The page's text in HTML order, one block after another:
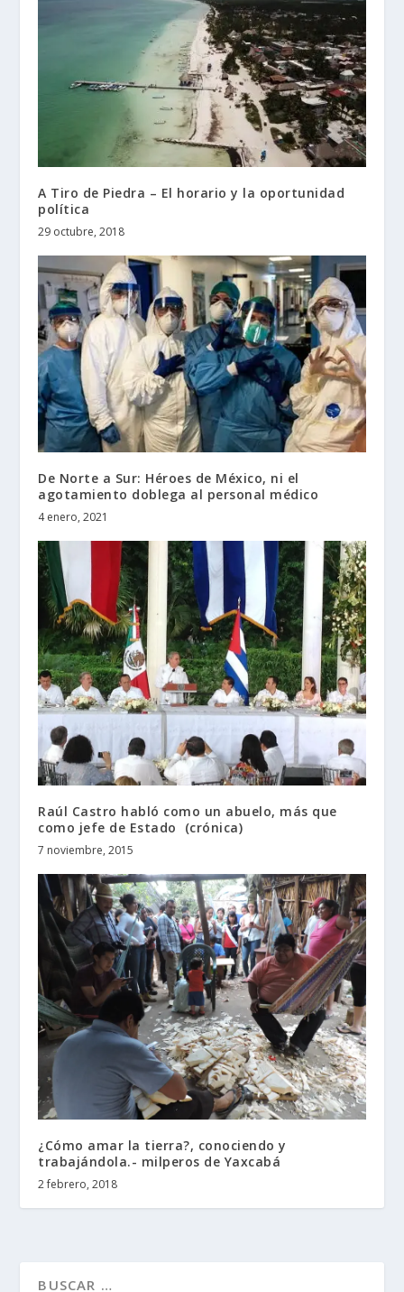
A Tiro de Piedra – El horario y la oportunidad
política
29 octubre, 2018
De Norte a Sur: Héroes de México, ni el
agotamiento doblega al personal médico
4 enero, 2021
Raúl Castro habló como un abuelo, más que
como jefe de Estado (crónica)
7 noviembre, 2015
¿Cómo amar la tierra?, conociendo y
trabajándola.- milperos de Yaxcabá
2 febrero, 2018